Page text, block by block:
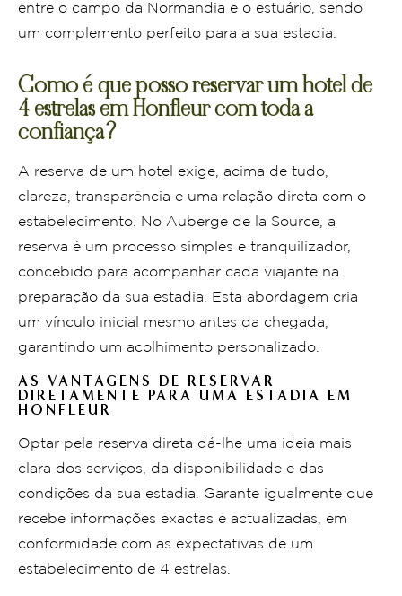
entre o campo da Normandia e o estuário, sendo
um complemento perfeito para a sua estadia.
Como é que posso reservar um hotel de
4 estrelas em Honfleur com toda a
confiança?
A reserva de um hotel exige, acima de tudo,
clareza, transparência e uma relação direta com o
estabelecimento. No Auberge de la Source, a
reserva é um processo simples e tranquilizador,
concebido para acompanhar cada viajante na
preparação da sua estadia. Esta abordagem cria
um vínculo inicial mesmo antes da chegada,
garantindo um acolhimento personalizado.
AS VANTAGENS DE RESERVAR
DIRETAMENTE PARA UMA ESTADIA EM
HONFLEUR
Optar pela reserva direta dá-lhe uma ideia mais
clara dos serviços, da disponibilidade e das
condições da sua estadia. Garante igualmente que
recebe informações exactas e actualizadas, em
conformidade com as expectativas de um
estabelecimento de 4 estrelas.